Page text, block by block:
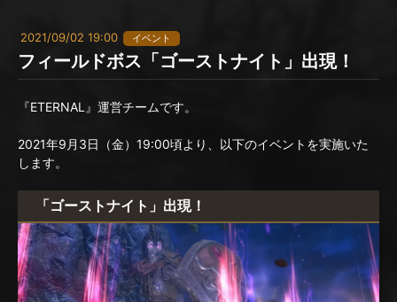
2021/09/02 19:00 イベント
フィールドボス「ゴーストナイト」出現！
『ETERNAL』運営チームです。
2021年9月3日（金）19:00頃より、以下のイベントを実施いた
します。
「ゴーストナイト」出現！